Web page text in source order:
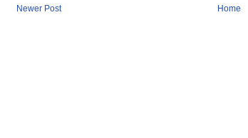
Newer Post Home